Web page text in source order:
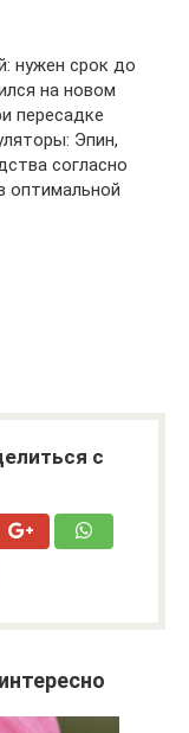
нужен срок до
на новом
пересадке
Эпин,
согласно
оптимальной
с